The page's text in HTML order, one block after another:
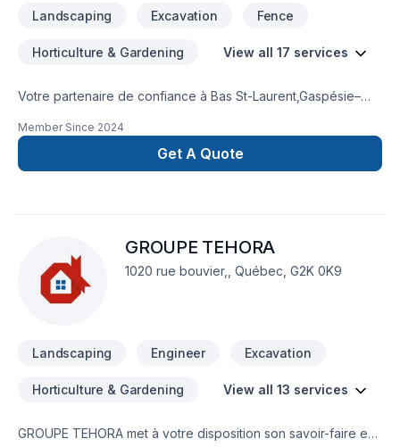
Landscaping Excavation Fence
Horticulture & Gardening View all 17 services
Votre partenaire de confiance à Bas St-Laurent,Gaspésie–
Aménagement paysager, Arbres et haies, Béton, Clôture,
Émondage, Entretien paysager, Excavation, Horticulture,
Irrigation, Muret, Pavage, Pavé uni, Paysagement, Piscine,
clients. Nous sommes impatients de collaborer avec vous
pour concrétiser votre projet.
Member Since 2024
Get A Quote
GROUPE TEHORA
1020 rue bouvier,, Québec, G2K 0K9
Landscaping Engineer Excavation
Horticulture & Gardening View all 13 services
GROUPE TEHORA met à votre disposition son savoir-faire en